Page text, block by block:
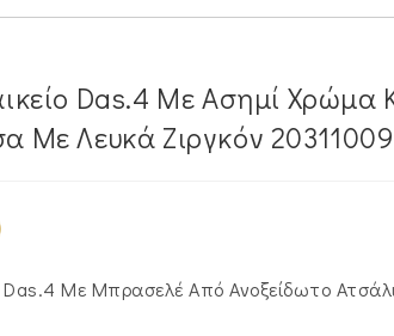
Das.4 Με Ασημί Χρώμα
Με Λευκά Ζιργκόν
Das.4 Με Μπρασελέ Από Ανοξείδωτο Ατσάλι